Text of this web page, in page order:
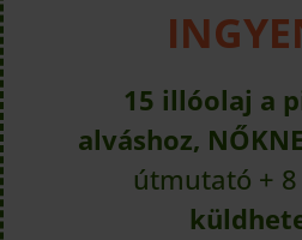
15 illóolaj a
alváshoz,
útmutató +